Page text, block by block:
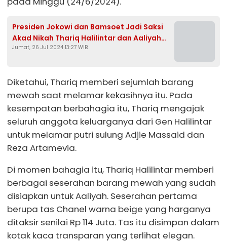
Presiden Jokowi dan Bamsoet Jadi Saksi
Akad Nikah Thariq Halilintar dan Aaliyah
Massaid
Jumat, 26 Jul 2024 13:27 WIB
Diketahui, Thariq memberi sejumlah barang
mewah saat melamar kekasihnya itu. Pada
kesempatan berbahagia itu, Thariq mengajak
seluruh anggota keluarganya dari Gen Halilintar
untuk melamar putri sulung Adjie Massaid dan
Reza Artamevia.
Di momen bahagia itu, Thariq Halilintar memberi
berbagai seserahan barang mewah yang sudah
disiapkan untuk Aaliyah. Seserahan pertama
berupa tas Chanel warna beige yang harganya
ditaksir senilai Rp 114 Juta. Tas itu disimpan dalam
kotak kaca transparan yang terlihat elegan.